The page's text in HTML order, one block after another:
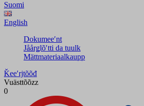
Suomi
English
Dokumeeʹnt
Jåårǥlõʹtti da tuulk
Mättmateriaalkaupp
Ǩeeʹrjtõõđ
Vuästtõõzz
0